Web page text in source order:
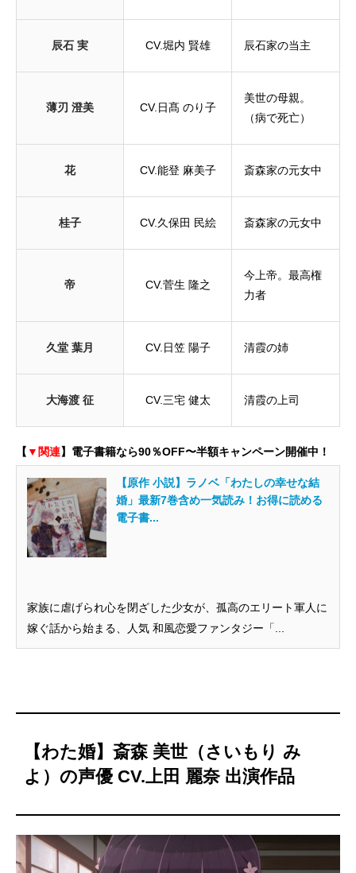
辰石 実 CV.堀内 賢雄 辰石家の当主
薄刃 澄美 CV.日髙 のり子
美世の母親。
（病で死亡）
花 CV.能登 麻美子 斎森家の元女中
桂子 CV.久保田 民絵 斎森家の元女中
帝 CV.菅生 隆之
今上帝。最高権
力者
久堂 葉月 CV.日笠 陽子 清霞の姉
大海渡 征 CV.三宅 健太 清霞の上司
【 ▼関連】電子書籍なら90％OFF〜半額キャンペーン開催中！
【原作 小説】ラノベ「わたしの幸せな結
婚」最新7巻含め一気読み！お得に読める
電子書...
家族に虐げられ心を閉ざした少女が、孤高のエリート軍人に
嫁ぐ話から始まる、人気 和風恋愛ファンタジー「...
【わた婚】斎森 美世（さいもり み
よ）の声優 CV.上田 麗奈 出演作品